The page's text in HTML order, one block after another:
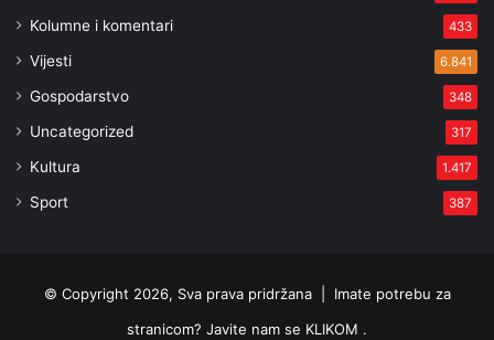
Kolumne i komentari 433
Vijesti 6.841
Gospodarstvo 348
Uncategorized 317
Kultura 1.417
Sport 387
© Copyright 2026, Sva prava pridržana | Imate potrebu za
stranicom? Javite nam se KLIKOM .